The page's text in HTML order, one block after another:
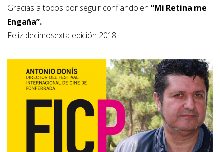
Gracias a todos por seguir confiando en “Mi Retina me
Engaña”.
Feliz decimosexta edición 2018